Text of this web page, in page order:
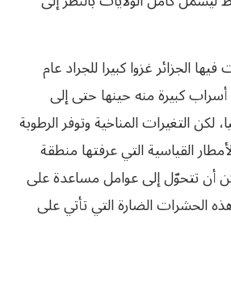
الجزائر غزوا كبيرا للجراد عام
أسراب كبيرة منه حينها حتى إلى
لكن التغيرات المناخية وتوفر الرطوبة
القياسية التي عرفتها منطقة
أن تتحوّل إلى عوامل مساعدة على
الحشرات الضارة التي تأتي على